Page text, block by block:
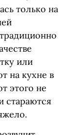
только на
или
на кухне в
этого не
стараются